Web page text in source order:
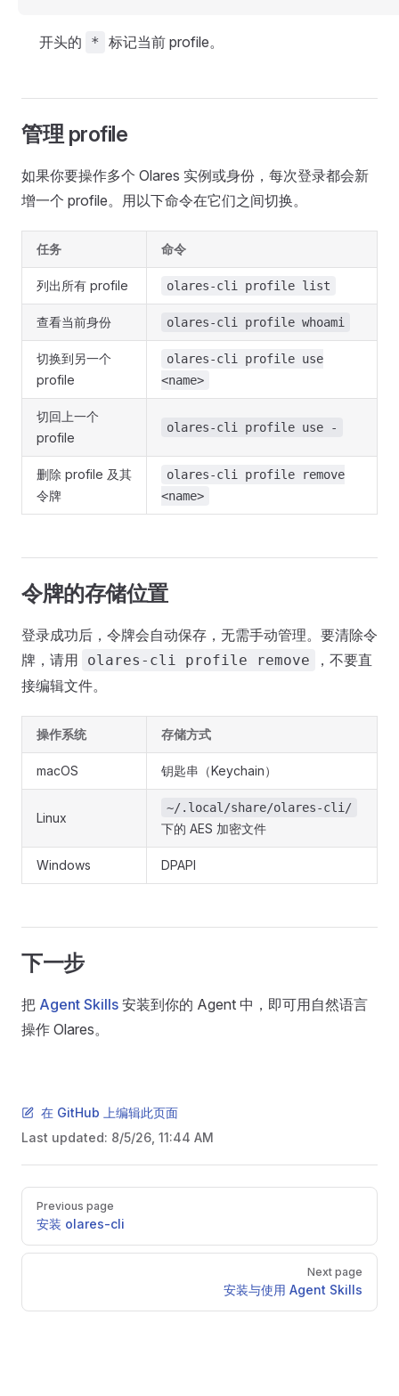
开头的 * 标记当前 profile。
管理 profile
如果你要操作多个 Olares 实例或身份，每次登录都会新
增一个 profile。用以下命令在它们之间切换。
任务 命令
列出所有 profile olares-cli profile list
查看当前身份 olares-cli profile whoami
切换到另一个
profile
olares-cli profile use
<name>
切回上一个
profile
olares-cli profile use -
删除 profile 及其
令牌
olares-cli profile remove
<name>
令牌的存储位置
登录成功后，令牌会自动保存，无需手动管理。要清除令
牌，请用
olares-cli profile remove
，不要直
接编辑文件。
操作系统 存储方式
macOS 钥匙串（Keychain）
Linux
~/.local/share/olares-cli/
下的 AES 加密文件
Windows DPAPI
下一步
把 Agent Skills 安装到你的 Agent 中，即可用自然语言
操作 Olares。
在 GitHub 上编辑此页面
Last updated: 8/5/26, 11:44 AM
Pager
Previous page
安装 olares-cli
Next page
安装与使用 Agent Skills